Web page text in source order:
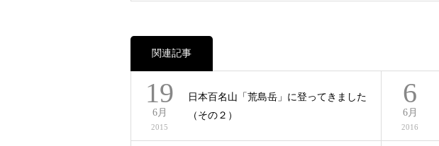
関連記事
19
6月
2015
日本百名山「荒島岳」に登ってきました
（その２）
6
6月
2016